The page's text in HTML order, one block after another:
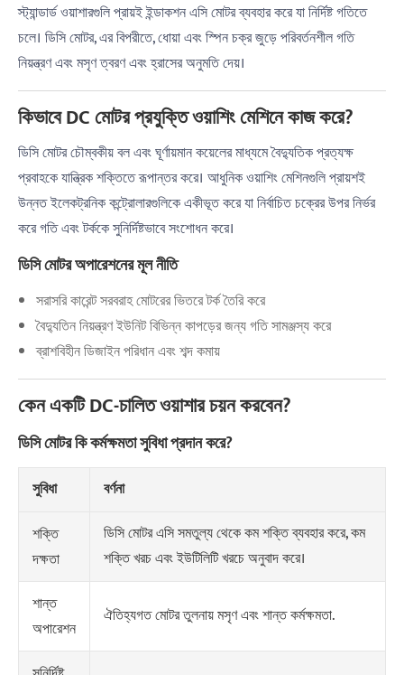
স্ট্যান্ডার্ড ওয়াশারগুলি প্রায়ই ইন্ডাকশন এসি মোটর ব্যবহার করে যা নির্দিষ্ট গতিতে
চলে। ডিসি মোটর, এর বিপরীতে, ধোয়া এবং স্পিন চক্র জুড়ে পরিবর্তনশীল গতি
নিয়ন্ত্রণ এবং মসৃণ ত্বরণ এবং হ্রাসের অনুমতি দেয়।
কিভাবে DC মোটর প্রযুক্তি ওয়াশিং মেশিনে কাজ করে?
ডিসি মোটর চৌম্বকীয় বল এবং ঘূর্ণায়মান কয়েলের মাধ্যমে বৈদ্যুতিক প্রত্যক্ষ
প্রবাহকে যান্ত্রিক শক্তিতে রূপান্তর করে। আধুনিক ওয়াশিং মেশিনগুলি প্রায়শই
উন্নত ইলেকট্রনিক কন্ট্রোলারগুলিকে একীভূত করে যা নির্বাচিত চক্রের উপর নির্ভর
করে গতি এবং টর্ককে সুনির্দিষ্টভাবে সংশোধন করে।
ডিসি মোটর অপারেশনের মূল নীতি
সরাসরি কারেন্ট সরবরাহ মোটরের ভিতরে টর্ক তৈরি করে
বৈদ্যুতিন নিয়ন্ত্রণ ইউনিট বিভিন্ন কাপড়ের জন্য গতি সামঞ্জস্য করে
ব্রাশবিহীন ডিজাইন পরিধান এবং শব্দ কমায়
কেন একটি DC-চালিত ওয়াশার চয়ন করবেন?
ডিসি মোটর কি কর্মক্ষমতা সুবিধা প্রদান করে?
সুবিধা বর্ণনা
শক্তি
দক্ষতা
ডিসি মোটর এসি সমতুল্য থেকে কম শক্তি ব্যবহার করে, কম
শক্তি খরচ এবং ইউটিলিটি খরচে অনুবাদ করে।
শান্ত
অপারেশন
ঐতিহ্যগত মোটর তুলনায় মসৃণ এবং শান্ত কর্মক্ষমতা.